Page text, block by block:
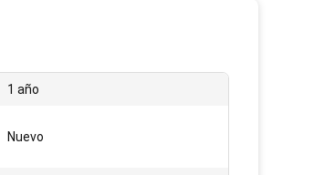
1 año
Nuevo